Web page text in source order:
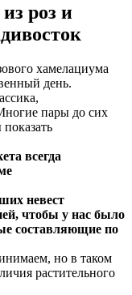
роз и
хамелациума
день.
пары до сих
всегда
невест
чтобы у нас было
составляющие по
но в таком
растительного